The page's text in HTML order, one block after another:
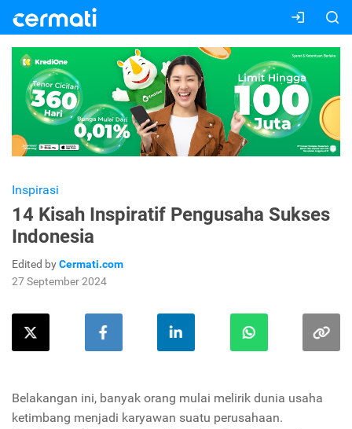
Inspirasi
14 Kisah Inspiratif Pengusaha Sukses
Indonesia
Edited byCermati.com
27 September 2024
Belakangan ini, banyak orang mulai melirik dunia usaha
ketimbang menjadi karyawan suatu perusahaan.